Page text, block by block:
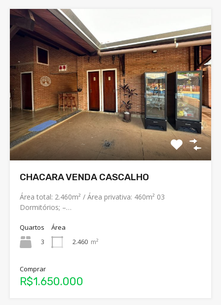
CHACARA VENDA CASCALHO
Área total: 2.460m² / Área privativa: 460m² 03
Dormitórios; –…
Quartos
3
Área
2.460 m²
Comprar
R$1.650.000